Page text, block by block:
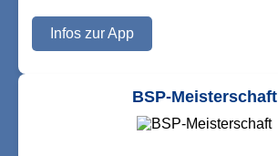
Infos zur App
BSP-Meisterschaft